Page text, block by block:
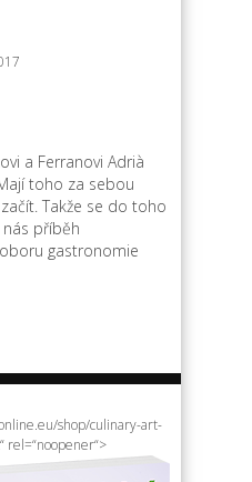
a Ferranovi Adrià
toho za sebou
Takže se do toho
příběh
gastronomie
shop/culinary-art-
rel=“noopener“>